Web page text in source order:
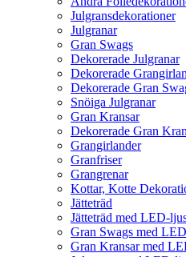
Julgransdekorationer
Julgranar
Gran Swags
Dekorerade Julgranar
Dekorerade
Dekorerade Gran
Snöiga Julgranar
Gran Kransar
Dekorerade Gran
Grangirlander
Granfriser
Grangrenar
Kottar, Kotte
Jätteträd
Jätteträd med LED-
Gran Swags med
Gran Kransar med